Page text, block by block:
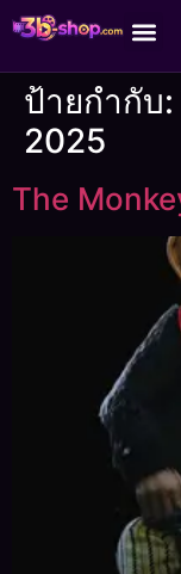
ป้ายกำกับ:
2025
The